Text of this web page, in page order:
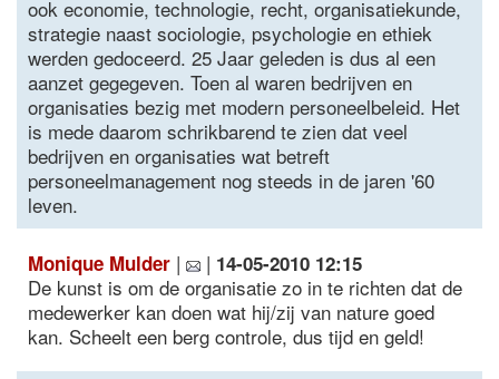
ook economie, technologie, recht, organisatiekunde,
strategie naast sociologie, psychologie en ethiek
werden gedoceerd. 25 Jaar geleden is dus al een
aanzet gegegeven. Toen al waren bedrijven en
organisaties bezig met modern personeelbeleid. Het
is mede daarom schrikbarend te zien dat veel
bedrijven en organisaties wat betreft
personeelmanagement nog steeds in de jaren '60
leven.
Monique Mulder | | 14-05-2010 12:15
De kunst is om de organisatie zo in te richten dat de
medewerker kan doen wat hij/zij van nature goed
kan. Scheelt een berg controle, dus tijd en geld!